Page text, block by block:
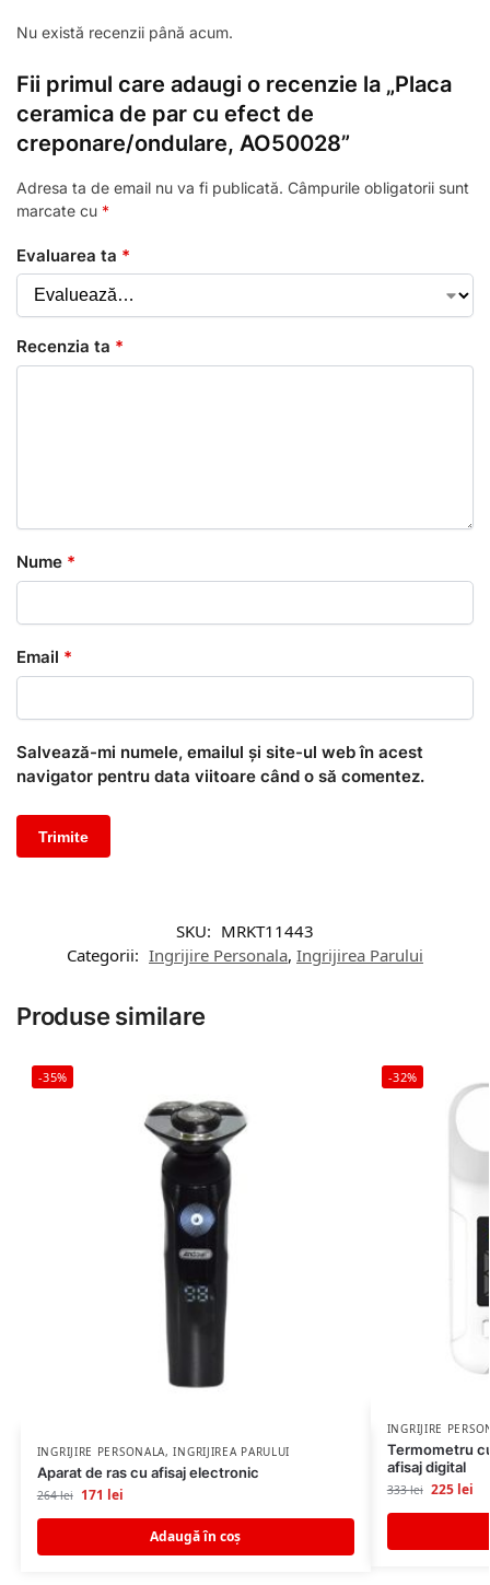
Nu există recenzii până acum.
Fii primul care adaugi o recenzie la „Placa
ceramica de par cu efect de
creponare/ondulare, AO50028”
Adresa ta de email nu va fi publicată. Câmpurile obligatorii sunt
marcate cu *
Evaluarea ta *
Recenzia ta *
Nume *
Email *
Salvează-mi numele, emailul și site-ul web în acest
navigator pentru data viitoare când o să comentez.
SKU: MRKT11443
Categorii: Ingrijire Personala, Ingrijirea Parului
Produse similare
-35%
INGRIJIRE PERSONALA,INGRIJIREA PARULUI
Aparat de ras cu afisaj electronic
264lei 171 lei
Adaugă în coș
-32%
INGRIJIRE
Termometru
afisaj digital
333lei 225 lei